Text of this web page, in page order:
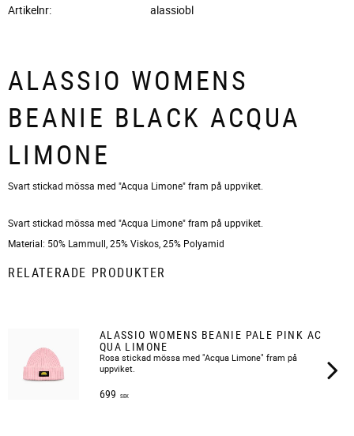
Artikelnr
alassiobl
ALASSIO WOMENS
BEANIE BLACK ACQUA
LIMONE
Svart stickad mössa med "Acqua Limone" fram på uppviket.
Svart stickad mössa med "Acqua Limone" fram på uppviket.
Material: 50% Lammull, 25% Viskos, 25% Polyamid
RELATERADE PRODUKTER
ALASSIO WOMENS BEANIE PALE PINK AC
QUA LIMONE
Rosa stickad mössa med "Acqua Limone" fram på
uppviket.
699 SEK